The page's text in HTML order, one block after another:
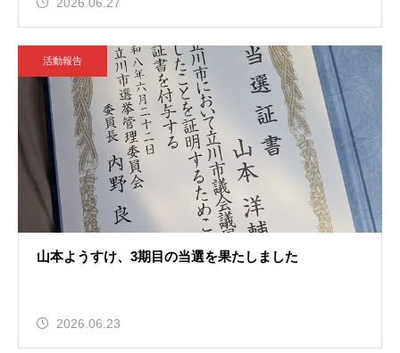
活動報告
山本ようすけ、3期目の当選を果たしました
2026.06.23